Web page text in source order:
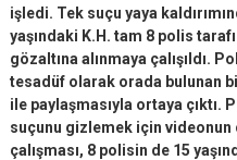
işledi. Tek suçu yaya
yaşındaki K.H. tam 8 polis
gözaltına alınmaya çalışıldı.
tesadüf olarak orada bulunan
ile paylaşmasıyla ortaya
suçunu gizlemek için
çalışması, 8 polisin de 15